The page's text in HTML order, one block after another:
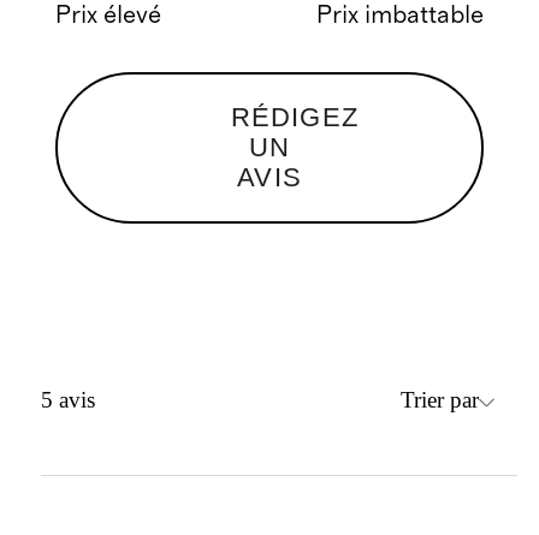
Prix élevé Prix imbattable
RÉDIGEZ
UN
AVIS
5 avis Trier par